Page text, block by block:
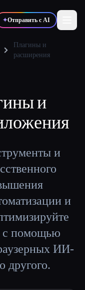
✦Отправить с AI
Плагины и
расширения
и
и
и
с помощью
ИИ-
другого.